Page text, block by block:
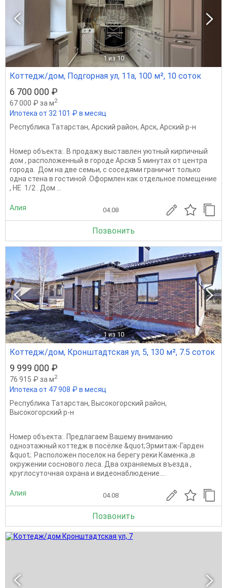
1 из 10
Коттедж/дом, Подгорная ул, 11а, 100 м², 10 соток
6 700 000 ₽
67 000 ₽ за м2
Ипотека от 32 101 ₽ в месяц
Республика Татарстан, Арский район, Арск, Арский р-н
Номер объекта:. В продажу выставлен уютный кирпичный
дом , расположенный в городе Арскв 5 минутах от центра
города. ​​​​​​​ Дом на две семьи, с соседями граничит только
одна стена в гостиной .Оформлен как отдельное помещение
, НЕ 1/2 . Дом ...
Алия 04.08
Позвонить
1 из 10
Коттедж/дом, Кронштадтская ул, 5, 130 м², 7.5 соток
9 999 000 ₽
76 915 ₽ за м2
Ипотека от 47 908 ₽ в месяц
Республика Татарстан, Высокогорский район,
Высокогорский р-н
Номер объекта:. Предлагаем Вашему вниманию
одноэтажный коттедж в посёлке &quot;Эрмитаж-Гарден
&quot;. Расположен поселок на берегу реки Каменка ,в
окружении соснового леса. Два охраняемых въезда ,
круглосуточная охрана и видеонаблюдение....
Алия 04.08
Позвонить